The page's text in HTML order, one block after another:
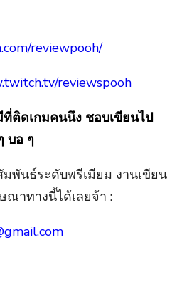
reviewpooh/
reviewspooh
ติดเกมคนนึง ชอบเขียนไป
บอ ๆ
พันธ์ระดับพรีเมียม งานเขียน
าทางนี้ได้เลยจ้า :